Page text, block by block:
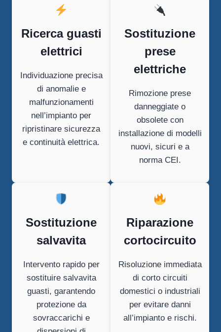
Ricerca guasti
elettrici
Individuazione precisa
di anomalie e
malfunzionamenti
nell’impianto per
ripristinare sicurezza
e continuità elettrica.
Sostituzione
prese
elettriche
Rimozione prese
danneggiate o
obsolete con
installazione di modelli
nuovi, sicuri e a
norma CEI.
Sostituzione
salvavita
Intervento rapido per
sostituire salvavita
guasti, garantendo
protezione da
sovraccarichi e
Riparazione
cortocircuito
Risoluzione immediata
di corto circuiti
domestici o industriali
per evitare danni
all’impianto e rischi.